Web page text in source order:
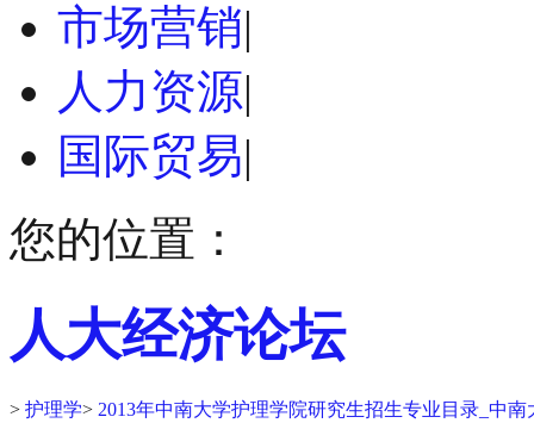
市场营销|
人力资源|
国际贸易|
您的位置：
人大经济论坛
> 护理学> 2013年中南大学护理学院研究生招生专业目录_中南